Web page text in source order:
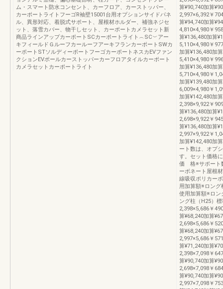
ム・スマート防水コンセント、カーフロア、カーストッパー、
カーポートライトフーゴR袖壁15001台用オプションサイドパネ
ル、異形対応、着脱式サポート、屋根材ホルダー、補強ネジセ
ット、落雪カバー、物干しセット、カーポートカメラセット新
商品ラインアップカーポートSCカーポートライト︵SC︶アー
キフィールドＧルーフカールーフアーキフランカーポートSWカ
ーポートSTソルディーポートフーゴカーポートネスカEVファン
クションEVポールカーストッパーカーフロアタイルカーポート
カメラセットカーポートライト
算¥90,740加算
2,997×6,392￥
算¥94,740加算
4,810×4,980￥
算¥136,480加算
5,110×4,980￥
加算¥136,480加
5,410×4,980￥
加算¥136,480加
5,710×4,980￥
加算¥139,480加
6,009×4,980￥
加算¥142,480加
2,398×9,922￥
算¥136,480加算
2,698×9,922￥
算¥136,480加算
2,997×9,922￥
加算¥142,480加
ート数は、オプ
す。セット価格
価 格※サポート
ーボネート屋根
線吸収ポリカー
用加算額※ロング
使用加算額※ロン
ング柱（H25）
2,398×5,686￥
算¥68,240加算
2,698×5,686￥
算¥68,240加算
2,997×5,686￥
算¥71,240加算
2,398×7,098￥
算¥90,740加算
2,698×7,098￥
算¥90,740加算
2,997×7,098￥